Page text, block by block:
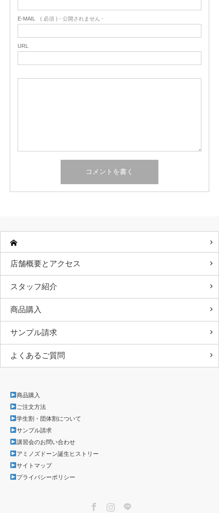
E-MAIL ( 必須 ) - 公開されません -
URL
店舗概要とアクセス
スタッフ紹介
商品購入
サンプル請求
よくあるご質問
商品購入
ご注文方法
学生割・団体割について
サンプル請求
講習会のお問い合わせ
アミノズドーン誕生ヒストリー
サイトマップ
プライバシーポリシー